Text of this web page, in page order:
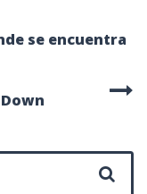
se encuentra